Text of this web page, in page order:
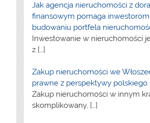
Jak agencja nieruchomości z
finansowym pomaga
budowaniu portfela
Inwestowanie w nieruchomości
z […]
Zakup nieruchomości we
prawne z perspektywy polskiego
Zakup nieruchomości w innym
skomplikowany, […]